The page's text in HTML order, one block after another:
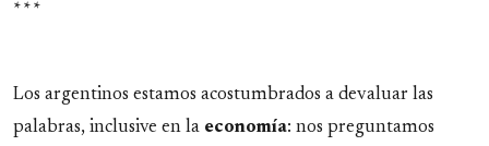
* * *
Los argentinos estamos acostumbrados a devaluar las
palabras, inclusive en la economía: nos preguntamos